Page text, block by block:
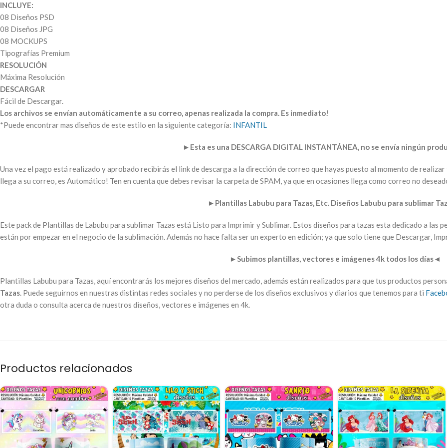
INCLUYE:
08 Diseños PSD
08 Diseños JPG
08 MOCKUPS
Tipografías Premium
RESOLUCIÓN
Máxima Resolución
DESCARGAR
Fácil de Descargar.
Los archivos se envían automáticamente a su correo, apenas realizada la compra. Es inmediato!
*Puede encontrar mas diseños de este estilo en la siguiente categoría: INFANTIL
► Esta es una DESCARGA DIGITAL INSTANTÁNEA, no se envía ningún
Una vez el pago está realizado y aprobado recibirás el link de descarga a la dirección de correo que hayas puesto al momento de
llega a su correo, es Automático! Ten en cuenta que debes revisar la carpeta de SPAM, ya que en ocasiones llega como correo no
► Plantillas Labubu para Tazas, Etc. Diseños Labubu para sublimar
Este pack de Plantillas de Labubu para sublimar Tazas está Listo para Imprimir y Sublimar. Estos diseños para tazas esta dedicado a las
están por empezar en el negocio de la sublimación. Además no hace falta ser un experto en edición; ya que solo tiene que Descargar,
►Subimos plantillas, vectores e imágenes 4k todos los días◄
Plantillas Labubu para Tazas, aquí encontrarás los mejores diseños del mercado, además están realizados para que tus productos
Tazas. Puede seguirnos en nuestras distintas redes sociales y no perderse de los diseños exclusivos y diarios que tenemos para ti
otra duda o consulta acerca de nuestros diseños, vectores e imágenes en 4k.
Productos relacionados